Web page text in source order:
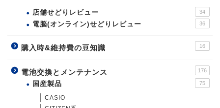
店舗せどりレビュー 34
電脳(オンライン)せどりレビュー 36
購入時&維持費の豆知識 16
電池交換とメンテナンス 176
国産製品 75
CASIO